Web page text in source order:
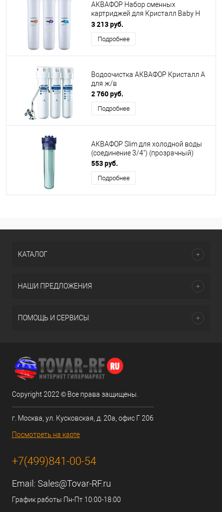
АКВАФОР Набор сменных
картриджей для Кристалл Baby H
Pro
3 213 руб.
Подробнее
Водоочистка АКВАФОР Кристалл A
для ж/в
2 760 руб.
Подробнее
АКВАФОР Slim для холодной воды
(соединение 3/4") (прозрачный)
553 руб.
Подробнее
КАТАЛОГ
НАШИ ПРЕДЛОЖЕНИЯ
ПОМОЩЬ И СЕРВИСЫ
Copyright 2022 © Все права защищены.
г. Москва, ул. Кусковская, д. 20а, офис Г 206
Посмотреть на карте
+7(499)841-00-54
Email: Sales@Tovar-RF.ru
График работы Пн-Пт 10:00-18:00